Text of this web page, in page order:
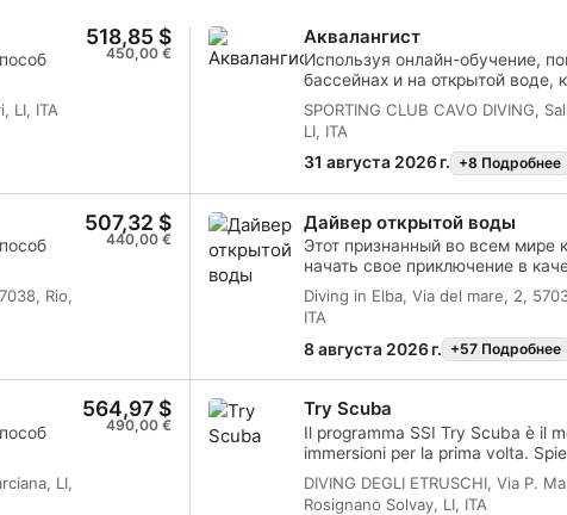
ты
себя
LI, ITA
518,85 $
450,00 €
Аквалангист
Используя онлайн-обучение,
бассейнах и на открытой воде,
отличная основа для того,
надежным дайвером. Ты
для погружения в открытой
с профессионалом SSI.
пройдешь почти половину
на этот уровень. Тебе нужно
академические занятия и
а также два тренировочных
SPORTING CLUB CAVO DIVING,
LI, ITA
31 августа 2026 г. +8 Подробнее
ты
себя
Rio,
507,32 $
440,00 €
Дайвер открытой воды
Этот признанный во всем мире
начать свое приключение в
сертифицированного дайвера.
обучение сочетается с
чтобы ты приобрел навыки и
чувствовать себя под водой
Затем ты получишь сертификат
Diving in Elba, Via del mare, 2,
ITA
8 августа 2026 г. +57 Подробнее
в воде,
LI,
564,97 $
490,00 €
Try Scuba
Il programma SSI Try Scuba è il
immersioni per la prima volta.
immersione in acque confinate e
interamente fornita da noi.
DIVING DEGLI ETRUSCHI, Via P.
Rosignano Solvay, LI, ITA